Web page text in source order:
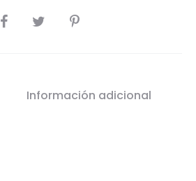
COMPARTIR
Información adicional